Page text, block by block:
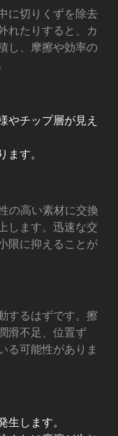
に切りくずを除去
れたりすると、カ
し、摩擦や効率の
やチップ層が見え
ます。
の高い素材に交換
します。迅速な交
限に抑えることが
するはずです。擦
滑不足、位置ず
る可能性がありま
生します。